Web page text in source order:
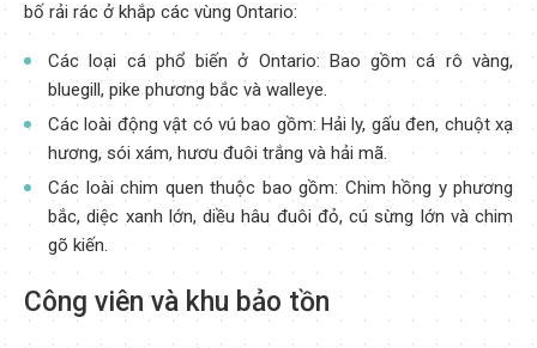
bố rải rác ở khắp các vùng Ontario:
Các loại cá phổ biến ở Ontario: Bao gồm cá rô vàng,
bluegill, pike phương bắc và walleye.
Các loài động vật có vú bao gồm: Hải ly, gấu đen, chuột xạ
hương, sói xám, hươu đuôi trắng và hải mã.
Các loài chim quen thuộc bao gồm: Chim hồng y phương
bắc, diệc xanh lớn, diều hâu đuôi đỏ, cú sừng lớn và chim
gõ kiến.
Công viên và khu bảo tồn